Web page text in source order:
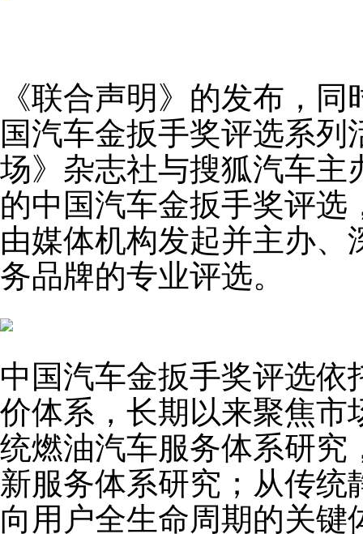
《联合声明》的发布，
国汽车金扳手奖评选系
场》杂志社与搜狐汽车主
的中国汽车金扳手奖评
由媒体机构发起并主办
务品牌的专业评选。
中国汽车金扳手奖评选
价体系，长期以来聚焦市
统燃油汽车服务体系研究
新服务体系研究；从传
向用户全生命周期的关